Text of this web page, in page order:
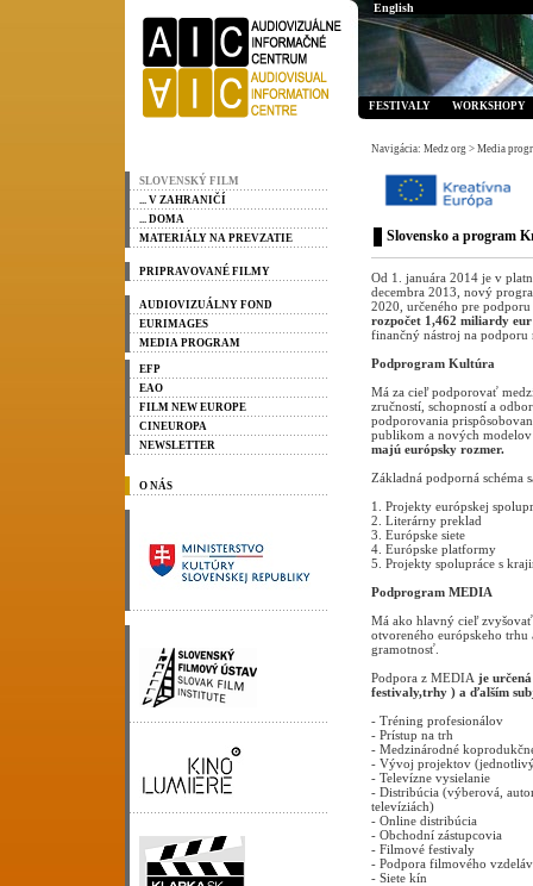
SLOVENSKÝ FILM
... V ZAHRANIČÍ
... DOMA
MATERIÁLY NA PREVZATIE
PRIPRAVOVANÉ FILMY
AUDIOVIZUÁLNY FOND
EURIMAGES
MEDIA PROGRAM
EFP
EAO
FILM NEW EUROPE
CINEUROPA
NEWSLETTER
O NÁS
English
FESTIVALY WORKSHOPY
Navigácia: Medz org > Media
Slovensko a program
Od 1. januára 2014 je v
decembra 2013, nový
2020, určeného pre
rozpočet 1,462 miliardy eur
finančný nástroj na
Podprogram Kultúra
Má za cieľ podporovať
zručností, schopností a
podporovania
publikom a nových
majú európsky rozmer.
Základná podporná schéma
1. Projekty európskej
2. Literárny preklad
3. Európske siete
4. Európske platformy
5. Projekty spolupráce s
Podprogram MEDIA
Má ako hlavný cieľ
otvoreného európskeho
gramotnosť.
Podpora z MEDIA je
festivaly,trhy ) a ďalším
- Tréning profesionálov
- Prístup na trh
- Medzinárodné
- Vývoj projektov
- Televízne vysielanie
- Distribúcia (výberová,
televíziách)
- Online distribúcia
- Obchodní zástupcovia
- Filmové festivaly
- Podpora filmového
- Siete kín